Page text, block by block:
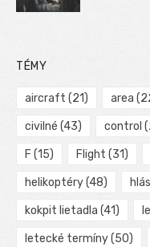
TÉMY
aircraft (21) area
civilné (43) control
F (15) Flight (31)
helikoptéry(48)
kokpit lietadla (41)
letecké termíny(50)